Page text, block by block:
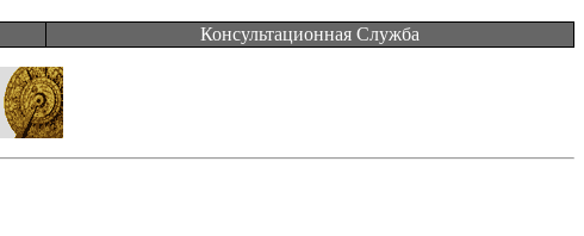
Консультационная Служба